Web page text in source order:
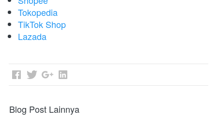
Tokopedia
TikTok Shop
Lazada
Blog Post Lainnya